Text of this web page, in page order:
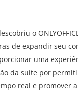
o
de expandir seu
uma
da suíte por
real e promover